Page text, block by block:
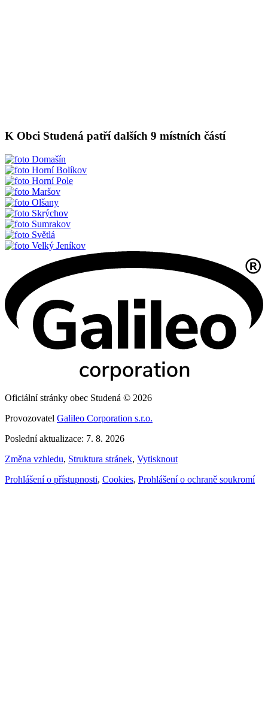
K Obci Studená patří dalších 9 místních částí
Domašín
Horní Bolíkov
Horní Pole
Maršov
Olšany
Skrýchov
Sumrakov
Světlá
Velký Jeníkov
Oficiální stránky obec Studená © 2026
Provozovatel Galileo Corporation s.r.o.
Poslední aktualizace: 7. 8. 2026
Změna vzhledu, Struktura stránek, Vytisknout
Prohlášení o přístupnosti, Cookies, Prohlášení o ochraně soukromí